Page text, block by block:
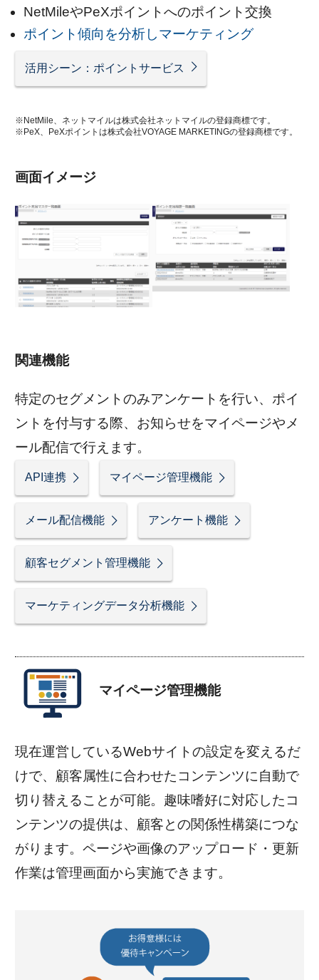
NetMileやPeXポイントへのポイント交換
ポイント傾向を分析しマーケティング
活用シーン：ポイントサービス
※NetMile、ネットマイルは株式会社ネットマイルの登録商標です。
※PeX、PeXポイントは株式会社VOYAGE MARKETINGの登録商標です。
画面イメージ
関連機能
特定のセグメントのみアンケートを行い、ポイ
ントを付与する際、お知らせをマイページやメ
ール配信で行えます。
API連携 マイページ管理機能
メール配信機能 アンケート機能
顧客セグメント管理機能
マーケティングデータ分析機能
マイページ管理機能
現在運営しているWebサイトの設定を変えるだ
けで、顧客属性に合わせたコンテンツに自動で
切り替えることが可能。趣味嗜好に対応したコ
ンテンツの提供は、顧客との関係性構築につな
がります。ページや画像のアップロード・更新
作業は管理画面から実施できます。